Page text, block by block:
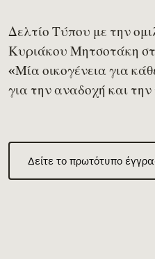
Δελτίο Τύπου με την
Κυριάκου Μητσοτάκη
«Μία οικογένεια για
για την αναδοχή και την
Δείτε το πρωτότυπο